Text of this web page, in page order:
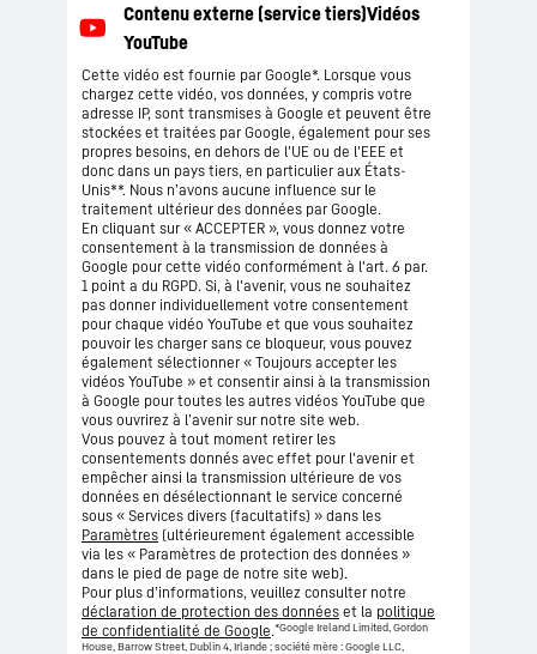
Cette vidéo est fournie par Google*. Lorsque vous
chargez cette vidéo, vos données, y compris votre
adresse IP, sont transmises à Google et peuvent être
stockées et traitées par Google, également pour ses
propres besoins, en dehors de l'UE ou de l'EEE et
donc dans un pays tiers, en particulier aux États-
Unis**. Nous n’avons aucune influence sur le
traitement ultérieur des données par Google.
En cliquant sur « ACCEPTER », vous donnez votre
consentement à la transmission de données à
Google pour cette vidéo conformément à l'art. 6 par.
1 point a du RGPD. Si, à l'avenir, vous ne souhaitez
pas donner individuellement votre consentement
pour chaque vidéo YouTube et que vous souhaitez
pouvoir les charger sans ce bloqueur, vous pouvez
également sélectionner « Toujours accepter les
vidéos YouTube » et consentir ainsi à la transmission
à Google pour toutes les autres vidéos YouTube que
vous ouvrirez à l’avenir sur notre site web.
Vous pouvez à tout moment retirer les
consentements donnés avec effet pour l'avenir et
empêcher ainsi la transmission ultérieure de vos
données en désélectionnant le service concerné
sous « Services divers (facultatifs) » dans les
Paramètres (ultérieurement également accessible
via les « Paramètres de protection des données »
dans le pied de page de notre site web).
Pour plus d’informations, veuillez consulter notre
déclaration de protection des données et la politique
de confidentialité de Google.*Google Ireland Limited, Gordon
House, Barrow Street, Dublin 4, Irlande ; société mère : Google LLC,